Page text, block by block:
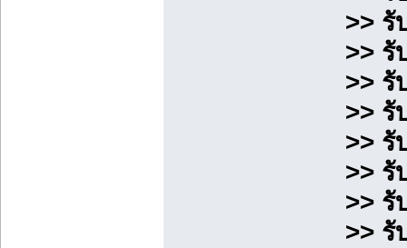
>> รั
>>
>>
>>
>>
>>
>>
>>